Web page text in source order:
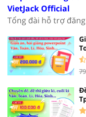
VietJack Official
Tổng đài hỗ trợ đăng